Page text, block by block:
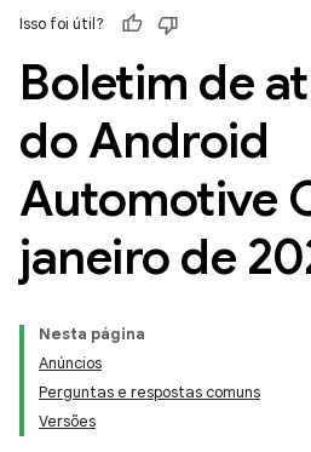
Isso foi útil?
Boletim de
do Android
Automotive
janeiro de
Nesta página
Anúncios
Perguntas e respostas comuns
Versões